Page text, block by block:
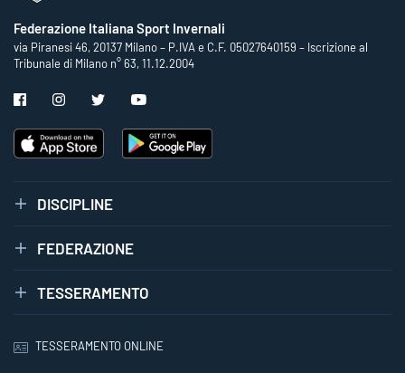
Federazione Italiana Sport Invernali
via Piranesi 46, 20137 Milano – P.IVA e C.F. 05027640159 – Iscrizione al
Tribunale di Milano n° 63, 11.12.2004
DISCIPLINE
FEDERAZIONE
TESSERAMENTO
TESSERAMENTO ONLINE